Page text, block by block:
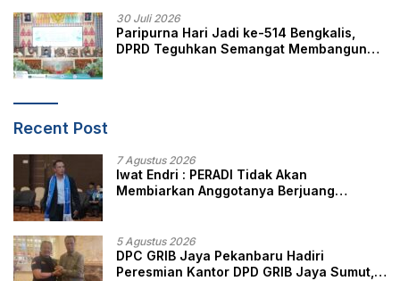
30 Juli 2026
Paripurna Hari Jadi ke-514 Bengkalis,
DPRD Teguhkan Semangat Membangun
Recent Post
7 Agustus 2026
Iwat Endri : PERADI Tidak Akan
Membiarkan Anggotanya Berjuang
5 Agustus 2026
DPC GRIB Jaya Pekanbaru Hadiri
Peresmian Kantor DPD GRIB Jaya Sumut,